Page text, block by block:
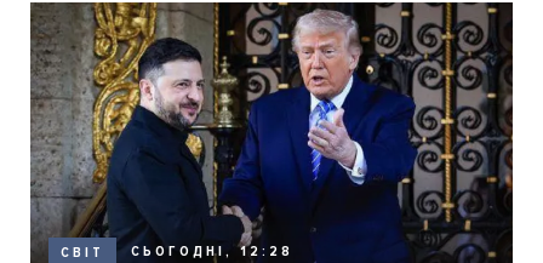
СВІТ СЬОГОДНІ, 12:28